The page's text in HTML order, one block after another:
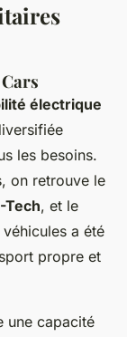
électrique
les besoins.
on retrouve le
Tech, et le
a été
propre et
une capacité